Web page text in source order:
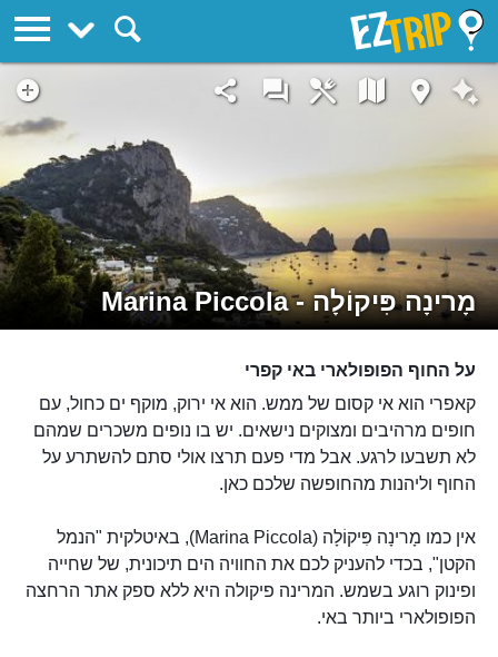
מָרינָה פִּיקוֹלָה - Marina Piccola
על החוף הפופולארי באי קפרי
קאפרי הוא אי קסום של ממש. הוא אי ירוק, מוקף ים כחול, עם
חופים מרהיבים ומצוקים נישאים. יש בו נופים משכרים שמהם
לא תשבעו לרגע. אבל מדי פעם תרצו אולי סתם להשתרע על
החוף וליהנות מהחופשה שלכם כאן.
אין כמו מָרינָה פִּיקוֹלָה (Marina Piccola), באיטלקית "הנמל
הקטן", בכדי להעניק לכם את החוויה הים תיכונית, של שחייה
ופינוק רוגע בשמש. המרינה פיקולה היא ללא ספק אתר הרחצה
הפופולארי ביותר באי.
EZTrip